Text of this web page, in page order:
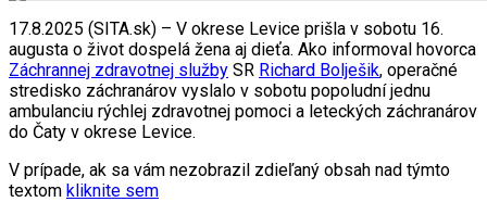
17.8.2025 (SITA.sk) – V okrese Levice prišla v sobotu 16.
augusta o život dospelá žena aj dieťa. Ako informoval hovorca
Záchrannej zdravotnej služby SR Richard Bolješik, operačné
stredisko záchranárov vyslalo v sobotu popoludní jednu
ambulanciu rýchlej zdravotnej pomoci a leteckých záchranárov
do Čaty v okrese Levice.
V prípade, ak sa vám nezobrazil zdieľaný obsah nad týmto
textom kliknite sem